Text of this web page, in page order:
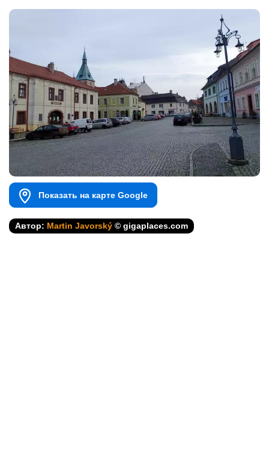
Показать на карте Google
Автор: Martin Javorský © gigaplaces.com